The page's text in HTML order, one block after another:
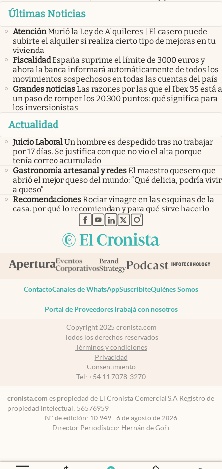
Últimas Noticias
AtenciónMurió la Ley de Alquileres | El casero puede
subirte el alquiler si realiza cierto tipo de mejoras en tu
vivienda
FiscalidadEspaña suprime el límite de 3000 euros y
ahora la banca informará automáticamente de todos los
movimientos sospechosos en todas las cuentas del país
Grandes noticiasLas razones por las que el Ibex 35 está a
un paso de romper los 20.300 puntos: qué significa para
los inversionistas
Actualidad
Juicio LaboralUn hombre es despedido tras no trabajar
por 17 días. Se justifica con que no vio el alta porque
tenía correo acumulado
Gastronomía artesanal y redesEl maestro quesero que
abrió el mejor queso del mundo: “Qué delicia, podría vivir
a queso”
RecomendacionesRociar vinagre en las esquinas de la
casa: por qué lo recomiendan y para qué sirve hacerlo
abre en nueva pestaña
abre en nueva pestaña
abre en nueva pestaña
abre en nueva pestaña
abre en nueva pestaña
ContactoCanales de WhatsAppSuscribiteQuiénes Somos
Portal de ProveedoresTrabajá con nosotros
Copyright 2025 cronista.com
Todos los derechos reservados
Términos y condiciones
Privacidad
Consentimiento
Tel: +54 11 7078-3270
cronista.com es propiedad de El Cronista Comercial S.A Registro de
propiedad intelectual: 56576959
N° de edición: 10.949 - 6 de agosto de 2026
Director Periodístico: Hernán de Goñi